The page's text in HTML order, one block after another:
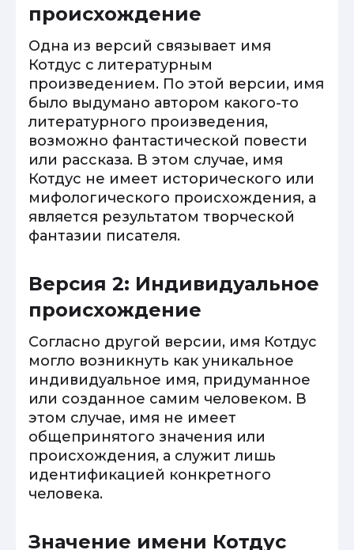
происхождение
Одна из версий связывает имя
Котдус с литературным
произведением. По этой версии, имя
было выдумано автором какого-то
литературного произведения,
возможно фантастической повести
или рассказа. В этом случае, имя
Котдус не имеет исторического или
мифологического происхождения, а
является результатом творческой
фантазии писателя.
Версия 2: Индивидуальное
происхождение
Согласно другой версии, имя Котдус
могло возникнуть как уникальное
индивидуальное имя, придуманное
или созданное самим человеком. В
этом случае, имя не имеет
общепринятого значения или
происхождения, а служит лишь
идентификацией конкретного
человека.
Значение имени Котдус